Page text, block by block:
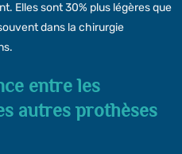
Elles sont 30% plus légères que
dans la chirurgie
entre les
autres prothèses